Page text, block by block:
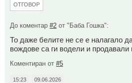
ОТГОВОР
До коментар #2 от "Баба Гошка":
То даже белите не се е налагало
вождове са ги водели и продавали
Коментиран от #5
15:23 09.06.2026